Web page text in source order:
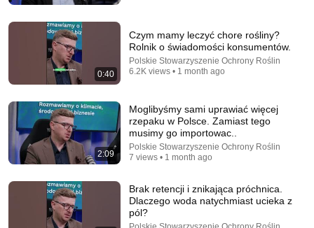
Pszczoły w rolnictwie. Podcast PSOR (5)
Polskie Stowarzyszenie Ochrony Roślin
New 21 views
0:40
Czym mamy leczyć chore rośliny?
Rolnik o świadomości konsumentów.
Polskie Stowarzyszenie Ochrony Roślin
6.2K views • 1 month ago
2:09
Moglibyśmy sami uprawiać więcej
rzepaku w Polsce. Zamiast tego
musimy go importowac..
Polskie Stowarzyszenie Ochrony Roślin
7 views • 1 month ago
Brak retencji i znikająca próchnica.
Dlaczego woda natychmiast ucieka z
pól?